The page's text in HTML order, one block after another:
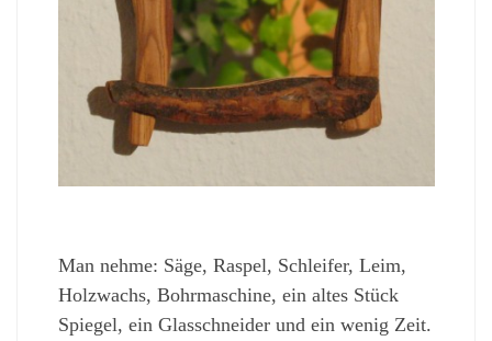
Man nehme: Säge, Raspel, Schleifer, Leim,
Holzwachs, Bohrmaschine, ein altes Stück
Spiegel, ein Glasschneider und ein wenig Zeit.